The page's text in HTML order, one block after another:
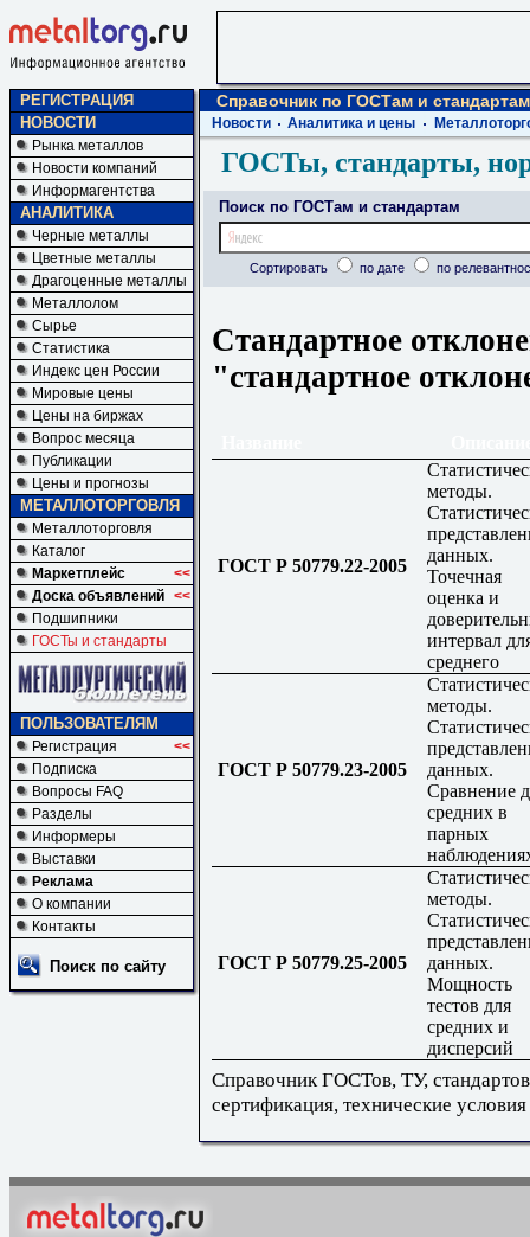
РЕГИСТРАЦИЯ
НОВОСТИ
Рынка металлов
Новости компаний
Информагентства
АНАЛИТИКА
Черные металлы
Цветные металлы
Драгоценные металлы
Металлолом
Сырье
Статистика
Индекс цен России
Мировые цены
Цены на биржах
Вопрос месяца
Публикации
Цены и прогнозы
МЕТАЛЛОТОРГОВЛЯ
Металлоторговля
Каталог
Маркетплейс
<<
Доска объявлений <<
Подшипники
ГОСТы и стандарты
ПОЛЬЗОВАТЕЛЯМ
Регистрация
<<
Подписка
Вопросы FAQ
Разделы
Информеры
Выставки
Реклама
О компании
Контакты
Поиск по сайту
Справочник по ГОСТам и стандартам
Новости Аналитика и цены
ГОСТы, стандарты,
Поиск по ГОСТам и стандартам
Сортировать по дате по
Стандартное
"стандартное
ГОСТ Р 50779.22-2005
методы.
данных.
Точечная
оценка и
интервал
среднего
ГОСТ Р 50779.23-2005
методы.
данных.
Сравнение
средних в
парных
ГОСТ Р 50779.25-2005
методы.
данных.
Мощность
тестов для
средних и
дисперсий
Справочник ГОСТов, ТУ,
сертификация, технические условия